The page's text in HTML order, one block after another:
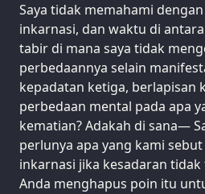
Saya tidak memahami
inkarnasi, dan waktu di
tabir di mana saya tidak
perbedaannya selain
kepadatan ketiga, berlapisan
perbedaan mental pada apa
kematian? Adakah di sana—
perlunya apa yang kami
inkarnasi jika kesadaran
Anda menghapus poin itu